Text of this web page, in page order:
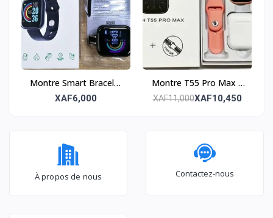
Montre Smart Bracelet
– Fitness et
XAF6,000
Montre T55 Pro Max –
Design moderne et
XAF11,000XAF10,450
À propos de nous Contactez-nous